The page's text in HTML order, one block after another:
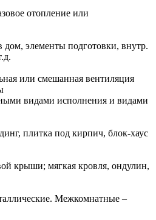
отопление или
дом, элементы подготовки, внутр.
или смешанная вентиляция
видами исполнения и видами
плитка под кирпич, блок-хаус
крыши; мягкая кровля, ондулин,
Межкомнатные –